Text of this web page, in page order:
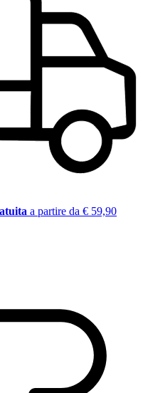
a partire da € 59,90